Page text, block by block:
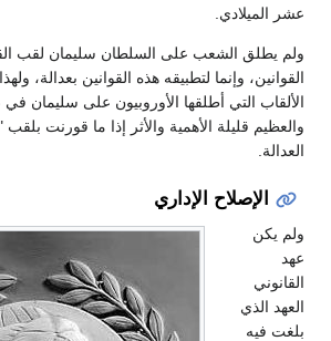
عشر الميلادي.
ولم يطلق الشعب على السلطان سليمان لقب
القوانين، وإنما لتطبيقه هذه القوانين بعدالة،
الألقاب التي أطلقها الأوروبيون على سليمان
والعظيم قليلة الأهمية والأثر إذا ما قورنت بلقب
العدالة.
الإصلاح الإداري
ولم يكن
عهد
القانوني
العهد الذي
بلغت فيه